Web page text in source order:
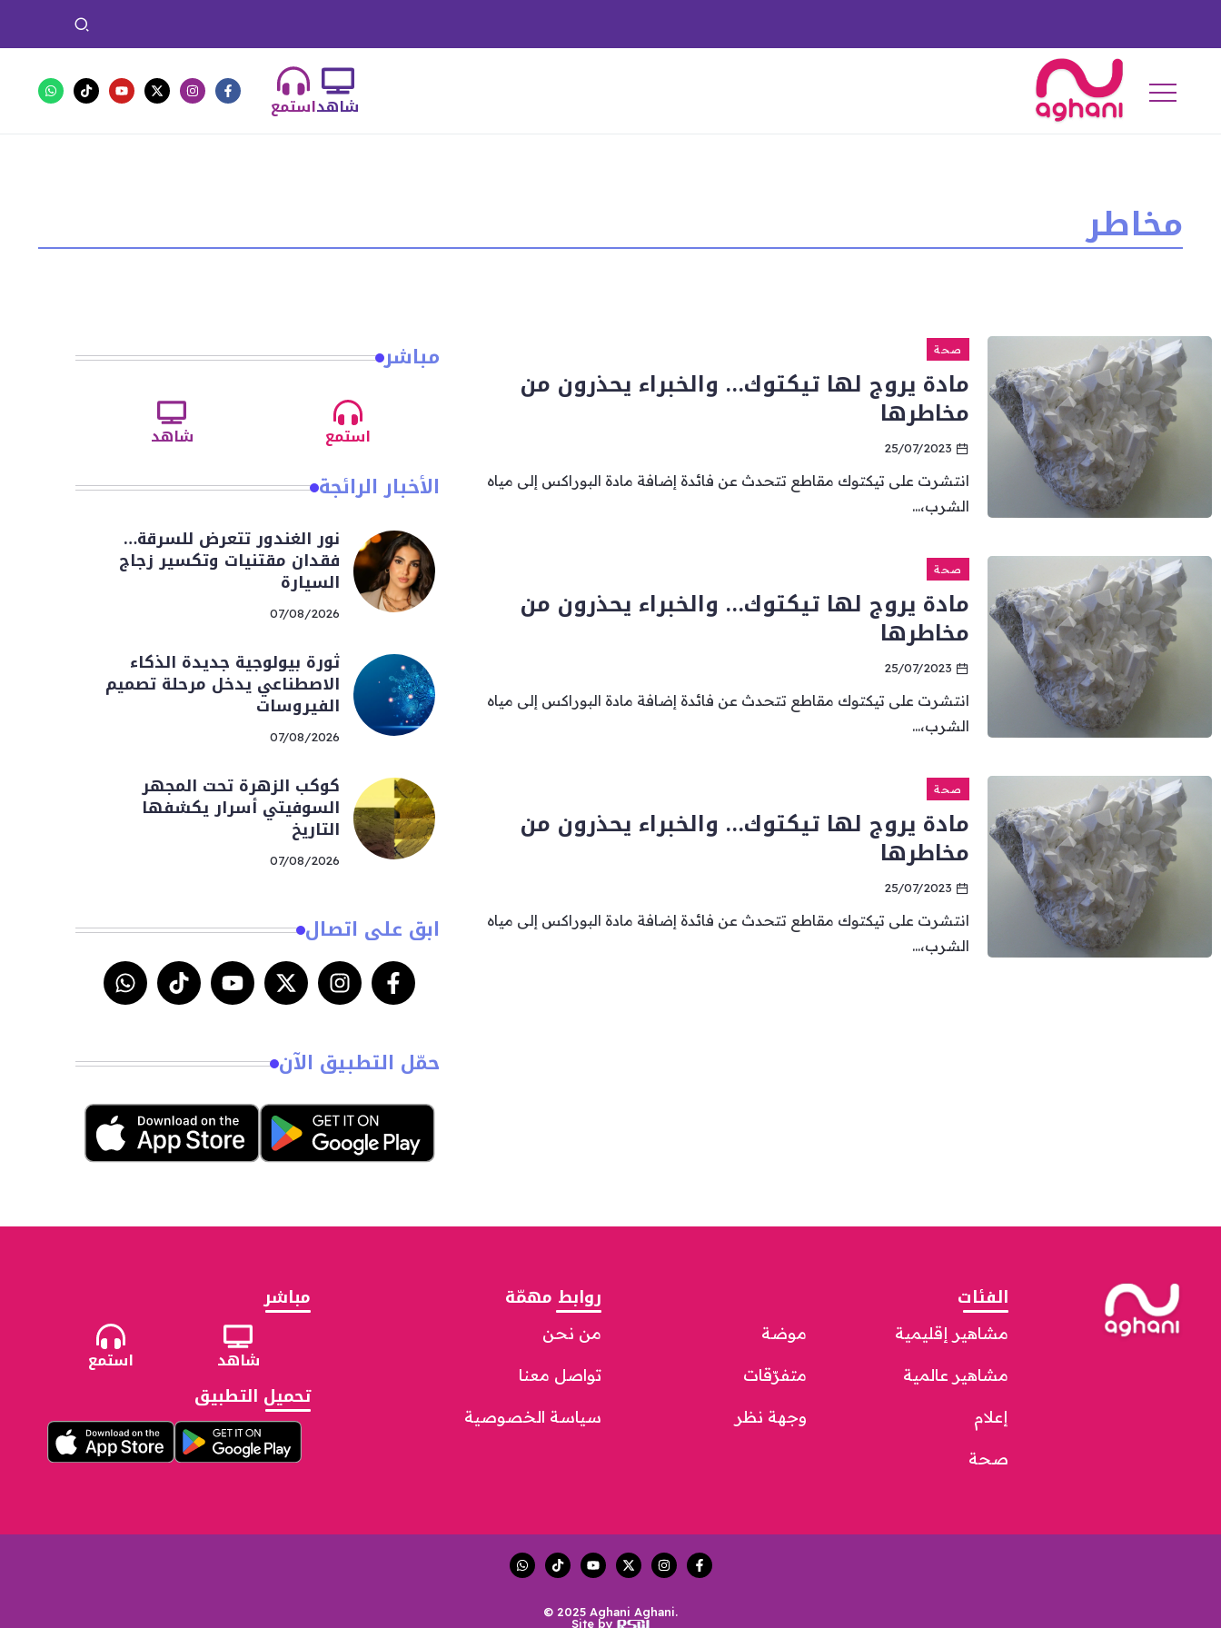
استمعشاهد
مخاطر
صحة
مادة يروج لها تيكتوك… والخبراء يحذرون من
مخاطرها
25/07/2023
انتشرت على تيكتوك مقاطع تتحدث عن فائدة إضافة مادة البوراكس إلى مياه
الشرب،...
صحة
مادة يروج لها تيكتوك… والخبراء يحذرون من
مخاطرها
25/07/2023
انتشرت على تيكتوك مقاطع تتحدث عن فائدة إضافة مادة البوراكس إلى مياه
الشرب،...
صحة
مادة يروج لها تيكتوك… والخبراء يحذرون من
مخاطرها
25/07/2023
انتشرت على تيكتوك مقاطع تتحدث عن فائدة إضافة مادة البوراكس إلى مياه
الشرب،...
مباشر
استمع شاهد
الأخبار الرائجة
نور الغندور تتعرض للسرقة…
فقدان مقتنيات وتكسير زجاج
السيارة
07/08/2026
ثورة بيولوجية جديدة الذكاء
الاصطناعي يدخل مرحلة تصميم
الفيروسات
07/08/2026
كوكب الزهرة تحت المجهر
السوفيتي أسرار يكشفها
التاريخ
07/08/2026
ابق على اتصال
حمّل التطبيق الآن
الفئات
مشاهير إقليمية
مشاهير عالمية
إعلام
صحة
موضة
متفرّقات
وجهة نظر
روابط مهمّة
من نحن
تواصل معنا
سياسة الخصوصية
مباشر
شاهد استمع
تحميل التطبيق
© 2025 Aghani Aghani.
Site by